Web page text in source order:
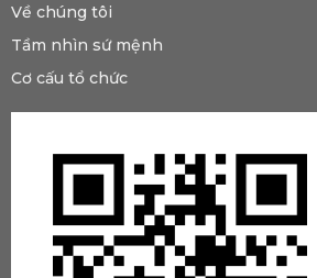
Về chúng tôi
Tầm nhìn sứ mệnh
Cơ cấu tổ chức